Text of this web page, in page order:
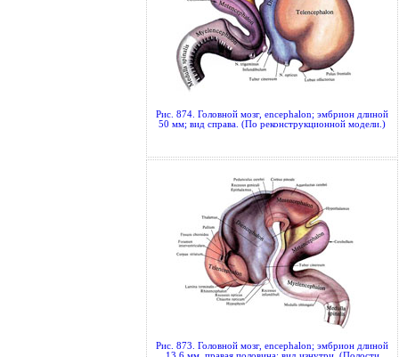
Рис. 874. Головной мозг, encephalon; эмбрион длиной
50 мм; вид справа. (По реконструкционной модели.)
Рис. 873. Головной мозг, encephalon; эмбрион длиной